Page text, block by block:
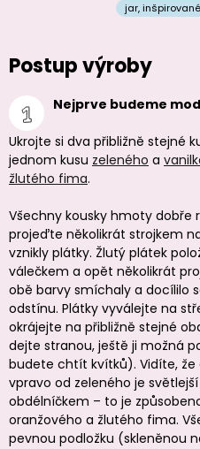
jar,
Postup výroby
Nejprve budeme
Ukrojte si dva přibližně stejné
jednom kusu zeleného a
žlutého fima.
Všechny kousky hmoty dobře
projeďte několikrát strojkem
vznikly plátky. Žlutý plátek
válečkem a opět několikrát
obě barvy smíchaly a docílilo
odstínu. Plátky vyválejte na
okrájejte na přibližně stejné
dejte stranou, ještě ji možná
budete chtít kvítků). Vidíte,
vpravo od zeleného je
obdélníčkem – to je
oranžového a žlutého fima.
pevnou podložku (skleněnou